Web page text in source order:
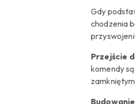
Gdy
chodzenia
Przejście
komendy